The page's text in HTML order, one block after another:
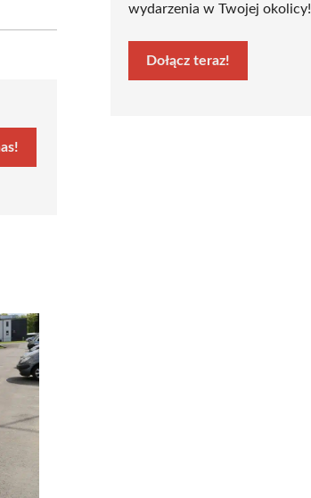
wydarzenia w Twojej okolicy!
Dołącz teraz!